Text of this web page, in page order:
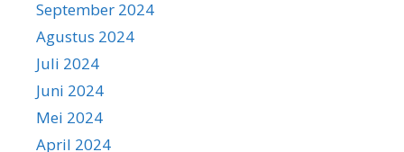
September 2024
Agustus 2024
Juli 2024
Juni 2024
Mei 2024
April 2024